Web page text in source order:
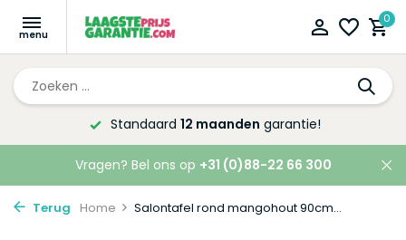
0
Altijd de laagsteprijsgarantie!
Vragen? Bel ons op +31 (0)88-22 66 300
Terug Home Salontafel rond mangohout 90cm...